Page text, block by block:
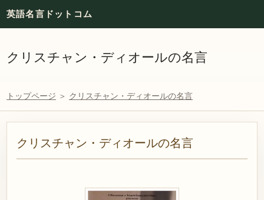
英語名言ドットコム
クリスチャン・ディオールの名言
トップページ ＞ クリスチャン・ディオールの名言
クリスチャン・ディオールの名言